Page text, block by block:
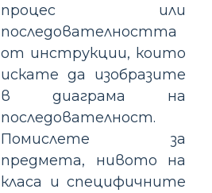
процес или
последователността
от инструкции, които
искате да изобразите
в диаграма на
последователност.
Помислете за
предмета, нивото на
класа и специфичните